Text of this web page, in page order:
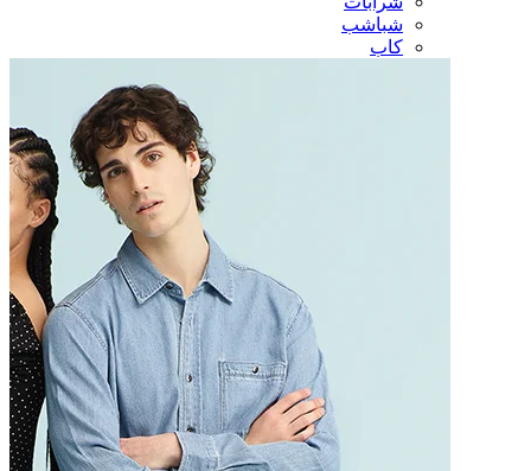
شباشب
كاب